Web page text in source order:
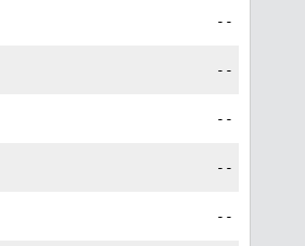
--
--
--
--
--